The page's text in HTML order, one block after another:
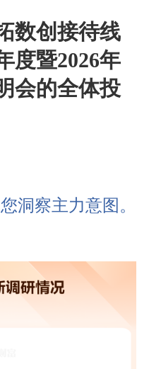
数创接待线
度暨2026年
会的全体投
洞察主力意图。